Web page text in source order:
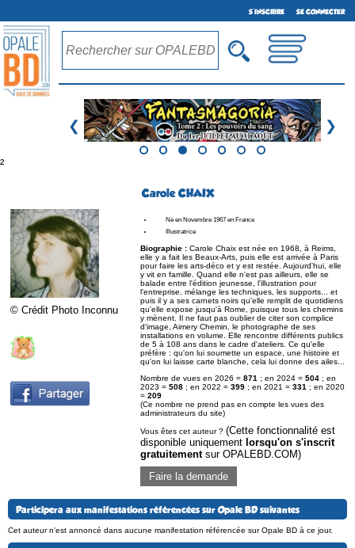
S'INSCRIRE SE CONNECTER
❮ ❯
²
Carole CHAIX
© Crédit Photo Inconnu
Né en Novembre 1967 en France
Illustratrice
Biographie : Carole Chaix est née en 1968, à Reims,
elle y a fait les Beaux-Arts, puis elle est arrivée à Paris
pour faire les arts-déco et y est restée. Aujourd'hui, elle
y vit en famille. Quand elle n'est pas ailleurs, elle se
balade entre l'édition jeunesse, l'illustration pour
l'entreprise, mélange les techniques, les supports... et
puis il y a ses carnets noirs qu'elle remplit de quotidiens
qu'elle expose jusqu'à Rome, puisque tous les chemins
y mènent. Il ne faut pas oublier de citer son complice
d'image, Aimery Chemin, le photographe de ses
installations en volume. Elle rencontre différents publics
de 5 à 108 ans dans le cadre d'ateliers. Ce qu'elle
préfère : qu'on lui soumette un espace, une histoire et
qu'on lui laisse carte blanche, cela lui donne des ailes...
Nombre de vues en 2026 = 871 ; en 2024 = 504 ; en
2023 = 508 ; en 2022 = 399 ; en 2021 = 331 ; en 2020
= 209
(Ce nombre ne prend pas en compte les vues des
administrateurs du site)
Vous êtes cet auteur ? (Cette fonctionnalité est
disponible uniquement lorsqu'on s'inscrit
gratuitementsur OPALEBD.COM)
Faire la demande
Participera aux manifestations référencées sur Opale BD suivantes
Cet auteur n'est annoncé dans aucune manifestation référencée sur Opale BD à ce jour.